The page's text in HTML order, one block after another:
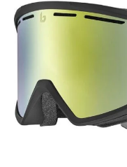
кількість